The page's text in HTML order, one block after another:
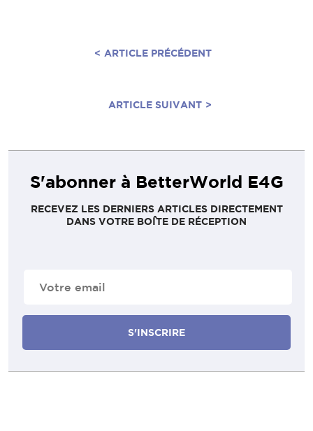
< ARTICLE PRÉCÉDENT
ARTICLE SUIVANT >
S'abonner à BetterWorld E4G
RECEVEZ LES DERNIERS ARTICLES DIRECTEMENT
DANS VOTRE BOÎTE DE RÉCEPTION
mail